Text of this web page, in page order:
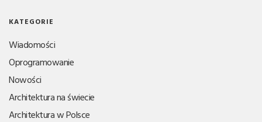
KATEGORIE
Wiadomości
Oprogramowanie
Nowości
Architektura na świecie
Architektura w Polsce